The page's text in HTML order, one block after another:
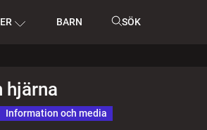
BARN SÖK
hjärna
Information och media